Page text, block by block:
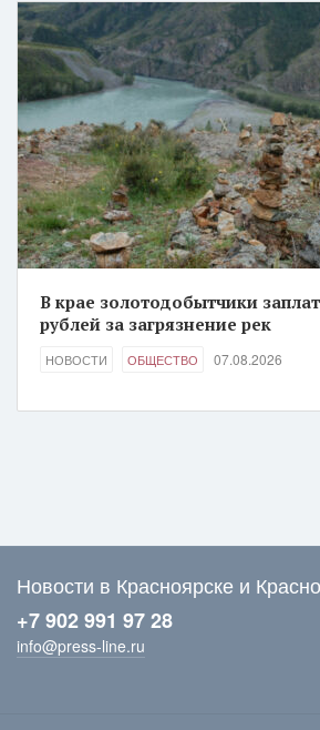
В крае золотодобытчики
рублей за загрязнение рек
НОВОСТИ ОБЩЕСТВО 07.08.2026
Новости в Красноярске и
+7 902 991 97 28
info@press-line.ru